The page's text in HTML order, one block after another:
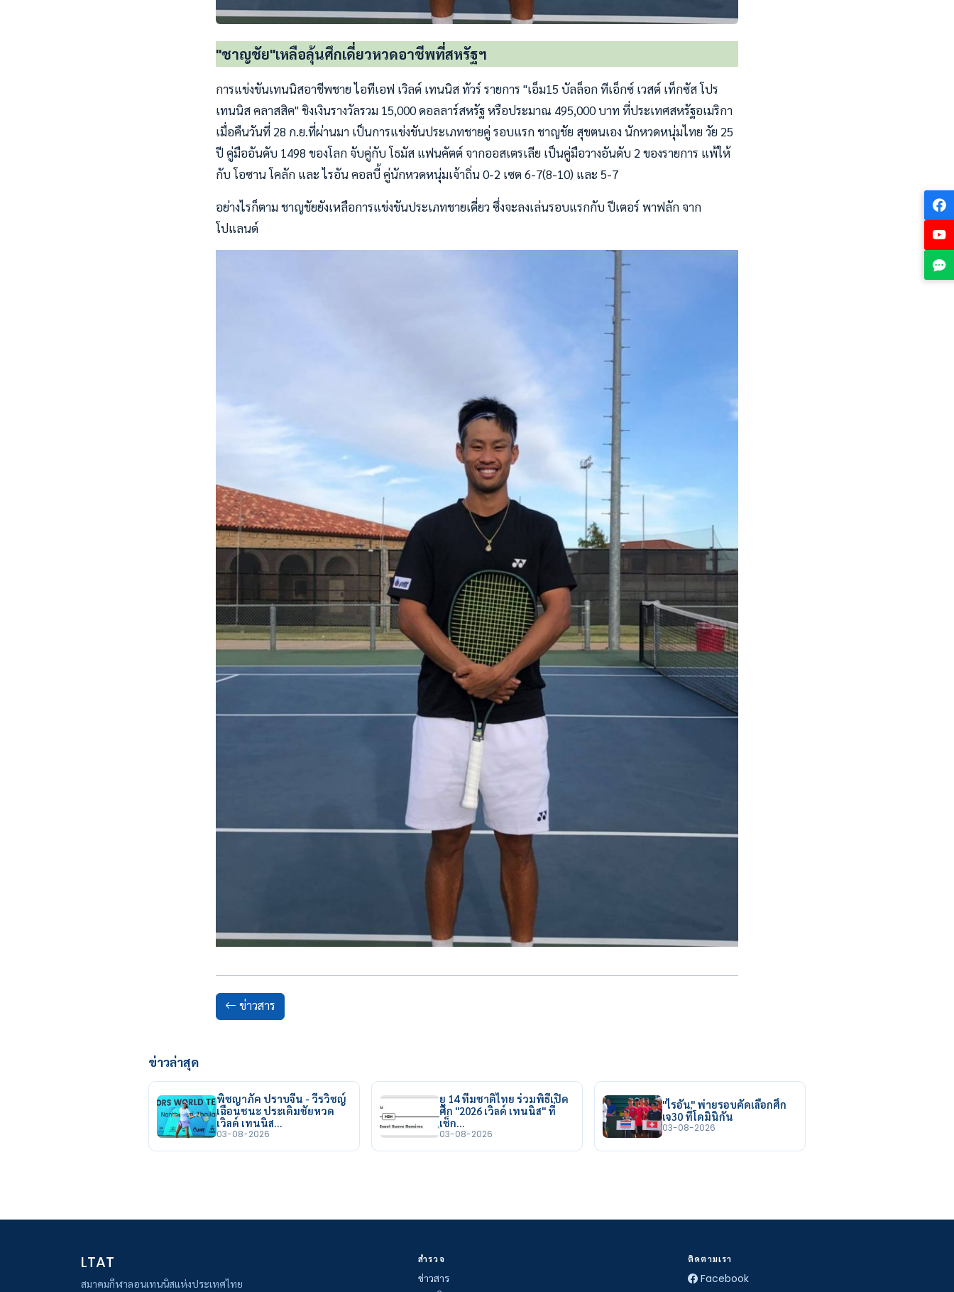
"ชาญชัย"เหลือลุ้นศึกเดี่ยวหวดอาชีพที่สหรัฐฯ
การแข่งขันเทนนิสอาชีพชาย ไอทีเอฟ เวิลด์ เทนนิส ทัวร์ รายการ "เอ็ม15 บัลล็อก ทีเอ็กซ์ เวสต์ เท็กซัส โปร
เทนนิส คลาสสิค" ชิงเงินรางวัลรวม 15,000 ดอลลาร์สหรัฐ หรือประมาณ 495,000 บาท ที่ประเทศสหรัฐอเมริกา
เมื่อคืนวันที่ 28 ก.ย.ที่ผ่านมา เป็นการแข่งขันประเภทชายคู่ รอบแรก ชาญชัย สุขตนเอง นักหวดหนุ่มไทย วัย 25
ปี คู่มืออันดับ 1498 ของโลก จับคู่กับ โธมัส แฟนคัตต์ จากออสเตรเลีย เป็นคู่มือวางอันดับ 2 ของรายการ แพ้ให้
กับ โอซาน โคลัก และ ไรอัน คอลบี้ คู่นักหวดหนุ่มเจ้าถิ่น 0-2 เซต 6-7(8-10) และ 5-7
อย่างไรก็ตาม ชาญชัยยังเหลือการแข่งขันประเภทชายเดี่ยว ซึ่งจะลงเล่นรอบแรกกับ ปีเตอร์ พาฟลัก จาก
โปแลนด์
ข่าวสาร
ข่าวล่าสุด
พิชญาภัค ปราบจีน - วีรวิชญ์
เฉือนชนะ ประเดิมชัยหวด
เวิลด์ เทนนิส…
03-08-2026
ยู 14 ทีมชาติไทย ร่วมพิธีเปิด
ศึก "2026 เวิลด์ เทนนิส" ที่
เช็ก…
03-08-2026
"ไรอัน" พ่ายรอบคัดเลือกศึก
เจ30 ที่โดมินิกัน
03-08-2026
LTAT
สมาคมกีฬาลอนเทนนิสแห่งประเทศไทย
สำรวจ
ข่าวสาร
ติดตามเรา
Facebook